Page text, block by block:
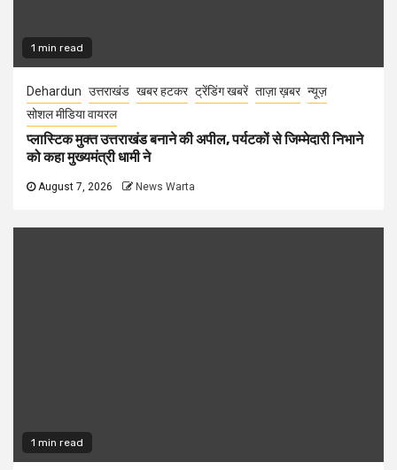
1 min read
Dehardun उत्तराखंड खबर हटकर ट्रेंडिंग खबरें ताज़ा ख़बर न्यूज़
सोशल मीडिया वायरल
प्लास्टिक मुक्त उत्तराखंड बनाने की अपील, पर्यटकों से जिम्मेदारी निभाने
को कहा मुख्यमंत्री धामी ने
August 7, 2026 News Warta
1 min read